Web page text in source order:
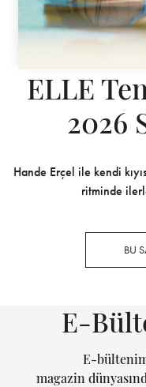
ELLE
2026
Hande Erçel ile kendi
ritminde
BU
E-
E-
magazin